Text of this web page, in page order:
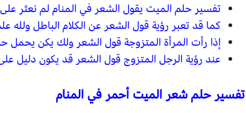
تفسير حلم الميت يقول الشعر في المنام لم نعثر
كما قد تعبر رؤية قول الشعر عن الكلام الباطل ولله
إذا رأت المرأة المتزوجة قول الشعر ولك يكن يحمل
عند رؤية الرجل المتزوج قول الشعر قد يكون دليل
تفسير حلم شعر الميت أحمر في المنام